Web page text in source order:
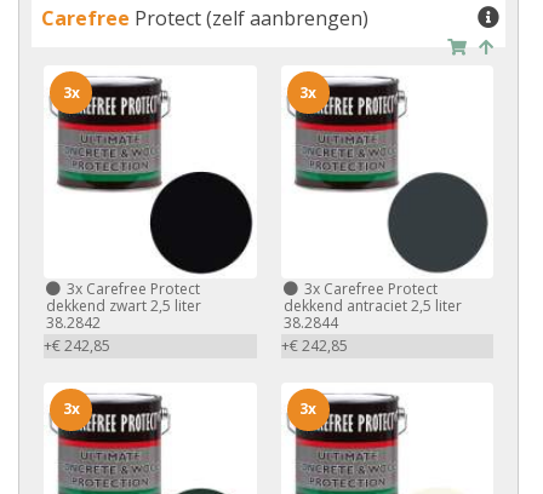
Carefree Protect (zelf aanbrengen)
3x Carefree Protect
dekkend zwart 2,5 liter
38.2842
+€ 242,85
3x
3xCarefree Protect
dekkend antraciet 2,5 liter
38.2844
+€ 242,85
3x
3x 3x